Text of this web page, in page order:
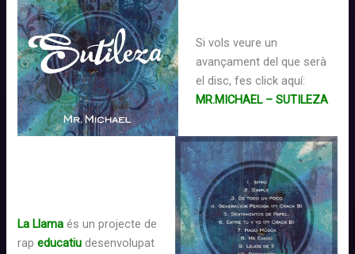
Si vols veure un
avançament del que serà
el disc, fes clickaquí:
MR.MICHAEL – SUTILEZA
La Llama és un projecte de
rapeducatiu desenvolupat